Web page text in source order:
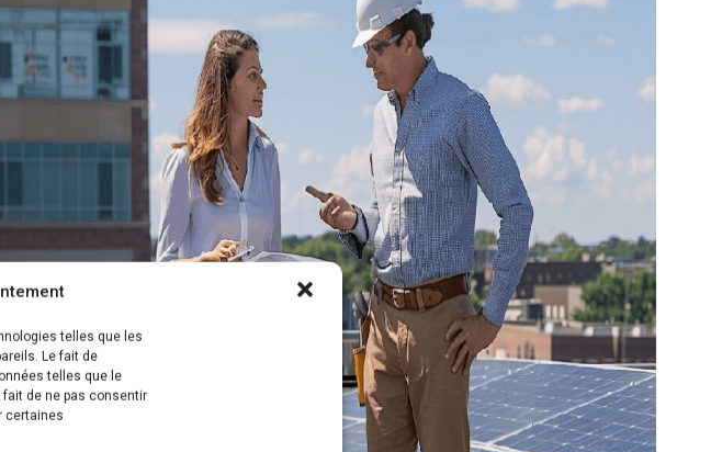
telles que les
Le fait de
telles que le
de ne pas consentir
certaines